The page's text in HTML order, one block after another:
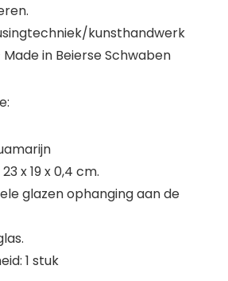
kunsthandwerk
in Beierse Schwaben
x 19 x 0,4 cm.
glazen ophanging aan de
1 stuk